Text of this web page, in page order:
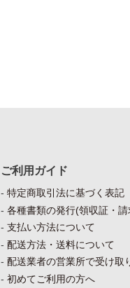
ご利用ガイド
特定商取引法に基づく表記
各種書類の発行(領収証・
支払い方法について
配送方法・送料について
配送業者の営業所で受け取
初めてご利用の方へ